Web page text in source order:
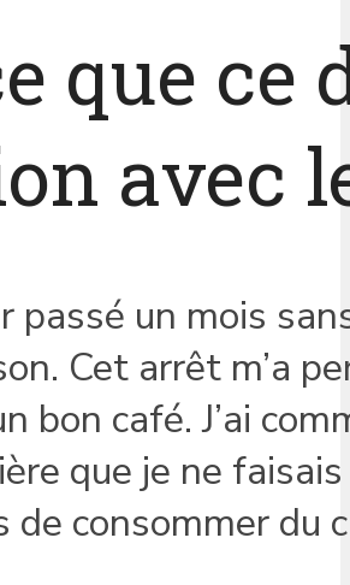
que ce
avec
passé un mois
Cet arrêt m’a
bon café. J’ai
que je ne
de consommer